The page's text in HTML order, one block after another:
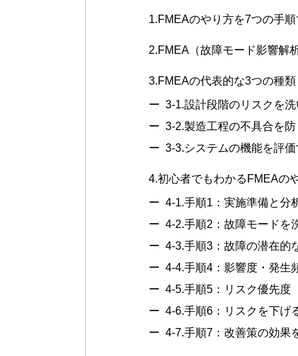
1.FMEAのやり方を7つの手
2.FMEA（故障モード影響解
3.FMEAの代表的な3つの種類
3-1.設計段階のリスクを
3-2.製造工程の不具合を
3-3.システムの機能を評価
4.初心者でもわかるFMEAの
4-1.手順1：実施準備と分
4-2.手順2：故障モードを
4-3.手順3：故障の潜在的
4-4.手順4：影響度・発生
4-5.手順5：リスク優先度
4-6.手順6：リスクを下げ
4-7.手順7：改善策の効果